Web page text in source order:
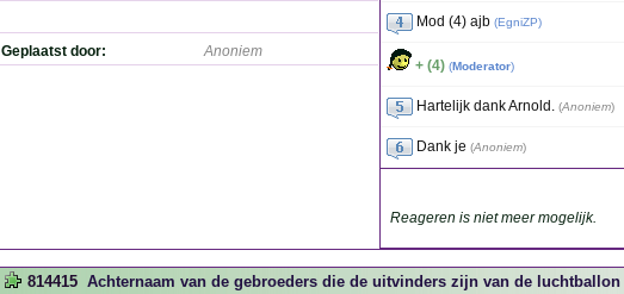
Geplaatst door: Anoniem
Mod (4) ajb (EgniZP)
+ (4) (Moderator)
Hartelijk dank Arnold. (Anoniem)
Dank je (Anoniem)
Reageren is niet meer mogelijk.
814415 Achternaam van de gebroeders die de uitvinders zijn van de luchtballon